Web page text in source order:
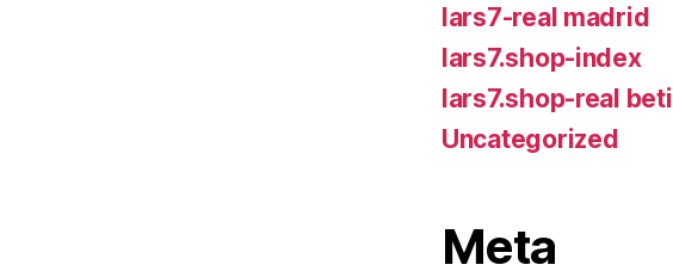
lars7-real madrid
lars7.shop-index
lars7.shop-real
Uncategorized
Meta